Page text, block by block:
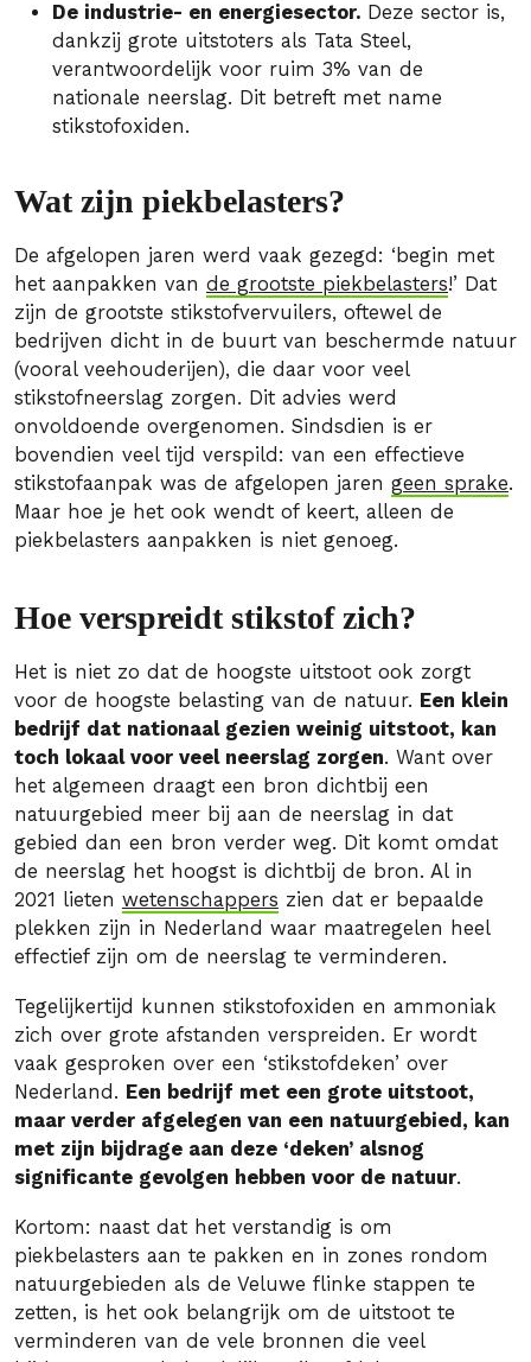
De industrie- en energiesector. Deze sector is,
dankzij grote uitstoters als Tata Steel,
verantwoordelijk voor ruim 3% van de
nationale neerslag. Dit betreft met name
stikstofoxiden.
Wat zijn piekbelasters?
De afgelopen jaren werd vaak gezegd: ‘begin met
het aanpakken van de grootste piekbelasters!’ Dat
zijn de grootste stikstofvervuilers, oftewel de
bedrijven dicht in de buurt van beschermde natuur
(vooral veehouderijen), die daar voor veel
stikstofneerslag zorgen. Dit advies werd
onvoldoende overgenomen. Sindsdien is er
bovendien veel tijd verspild: van een effectieve
stikstofaanpak was de afgelopen jaren geen sprake.
Maar hoe je het ook wendt of keert, alleen de
piekbelasters aanpakken is niet genoeg.
Hoe verspreidt stikstof zich?
Het is niet zo dat de hoogste uitstoot ook zorgt
voor de hoogste belasting van de natuur. Een klein
bedrijf dat nationaal gezien weinig uitstoot, kan
toch lokaal voor veel neerslag zorgen. Want over
het algemeen draagt een bron dichtbij een
natuurgebied meer bij aan de neerslag in dat
gebied dan een bron verder weg. Dit komt omdat
de neerslag het hoogst is dichtbij de bron. Al in
2021 lieten wetenschappers zien dat er bepaalde
plekken zijn in Nederland waar maatregelen heel
effectief zijn om de neerslag te verminderen.
Tegelijkertijd kunnen stikstofoxiden en ammoniak
zich over grote afstanden verspreiden. Er wordt
vaak gesproken over een ‘stikstofdeken’ over
Nederland. Een bedrijf met een grote uitstoot,
maar verder afgelegen van een natuurgebied, kan
met zijn bijdrage aan deze ‘deken’ alsnog
significante gevolgen hebben voor de natuur.
Kortom: naast dat het verstandig is om
piekbelasters aan te pakken en in zones rondom
natuurgebieden als de Veluwe flinke stappen te
zetten, is het ook belangrijk om de uitstoot te
verminderen van de vele bronnen die veel